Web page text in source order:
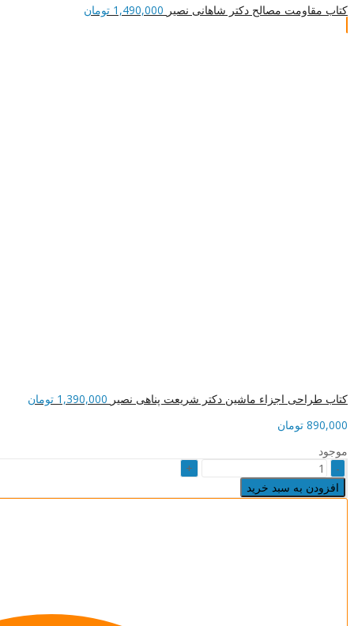
کتاب مقاومت مصالح دکتر شاهانی نصیر 1,490,000 تومان
کتاب طراحی اجزاء ماشین دکتر شریعت پناهی نصیر 1,390,000 تومان
890,000 تومان
موجود
کتاب
زبان
تخصصی
افزودن به سبد خرید